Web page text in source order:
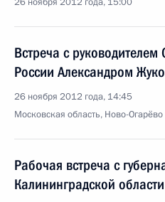
Встреча с
России Александром
26 ноября 2012 года, 14:45
Московская область, Ново-Огарёво
Рабочая встреча с
Калининградской